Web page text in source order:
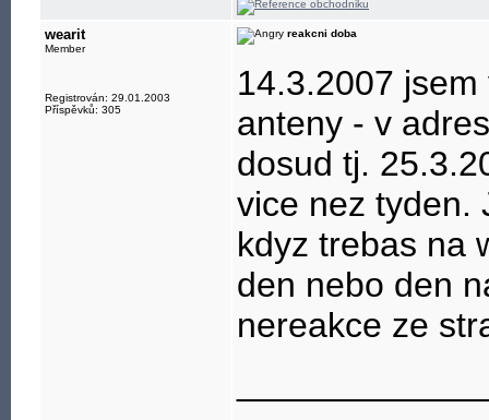
wearit
Member
Registrován: 29.01.2003
Příspěvků: 305
reakcni doba
14.3.2007
anteny - v
dosud tj.
vice nez tyden.
kdyz trebas na
den nebo den
nereakce ze